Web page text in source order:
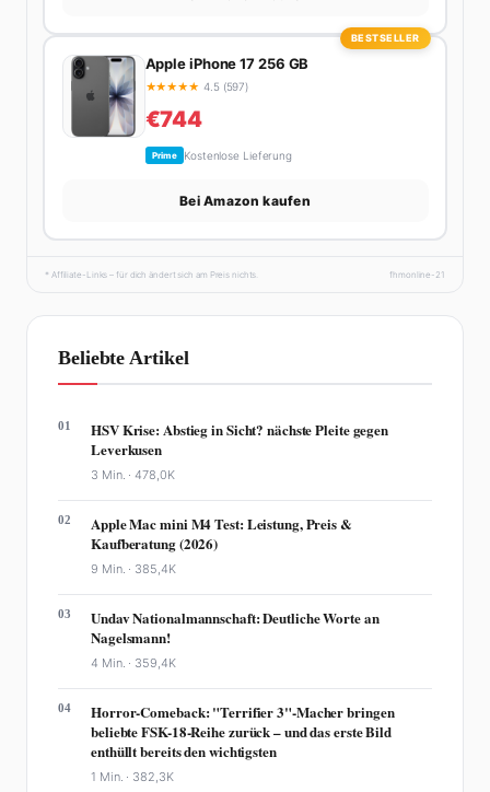
BESTSELLER
Apple iPhone 17 256 GB
★★★★★ 4.5 (597)
€744
Prime Kostenlose Lieferung
Bei Amazon kaufen
* Affiliate-Links – für dich ändert sich am Preis nichts. fhmonline-21
Beliebte Artikel
01
HSV Krise: Abstieg in Sicht? nächste Pleite gegen
Leverkusen
3 Min. ·478,0K
02
Apple Mac mini M4 Test: Leistung, Preis &
Kaufberatung (2026)
9 Min. · 385,4K
03
Undav Nationalmannschaft: Deutliche Worte an
Nagelsmann!
4 Min. · 359,4K
04
Horror-Comeback: "Terrifier 3"-Macher bringen
beliebte FSK-18-Reihe zurück – und das erste Bild
enthüllt bereits den wichtigsten
1 Min. · 382,3K